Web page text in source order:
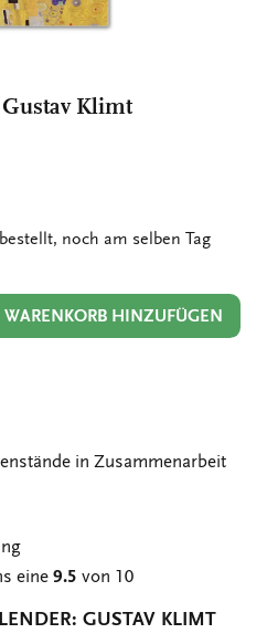
Klimt
noch am selben Tag
HINZUFÜGEN
in Zusammenarbeit
eine9.5 von 10
GUSTAV KLIMT